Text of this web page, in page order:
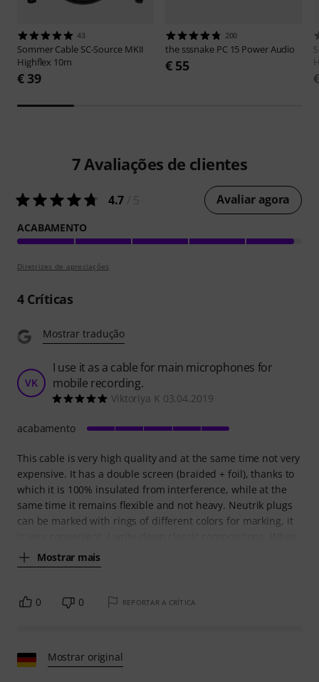
43
Sommer Cable SC-Source MKII
Highflex 10m
€ 39
200
the sssnake PC 15 Power Audio
€ 55
7Avaliações de clientes
4.7 Avaliar agora
ACABAMENTO
Diretrizes de apreciações
4Críticas
Mostrar tradução
VK
I use it as a cable for main microphones for
mobile recording.
Viktoriya K 03.04.2019
This cable is very high quality and at the same time not very
expensive. It has a double screen (braided + foil), thanks to
which it is 100% insulated from interference, while at the
same time it remains flexible and not heavy. Neutrik plugs
can be marked with rings of different colors for marking, it
Mostrar mais
acabamento
0 0 REPORTAR A CRÍTICA
Mostrar original